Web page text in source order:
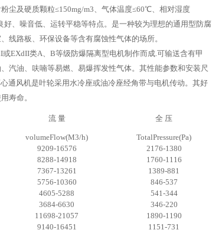
尘及硬质颗粒≤150mg/m3、气体温度≤60℃、相对湿度
、噪音低、运转平稳等特点。是一种较为理想的通用型防腐
线路板、环保设备等含有腐蚀性气体的场所。
EXdII类A、B等级防爆隔离型电机制作而成.可输送含有甲
汽油、呋喃等易燃、易爆挥发性气体。其性能参数和安装尺
通风机是叶轮采用水冷座或油冷座经角带与电机传动。其好
寿命。
流 量
volumeFlow(M3/h)
全 压
TotalPressure(Pa)
9209-16576
2176-1380
8288-14918
1760-1116
7367-13261
1389-881
5756-10360
846-537
4605-5288
541-344
3684-6630 346-220
11698-21057
1890-1190
9140-16451
1151-731